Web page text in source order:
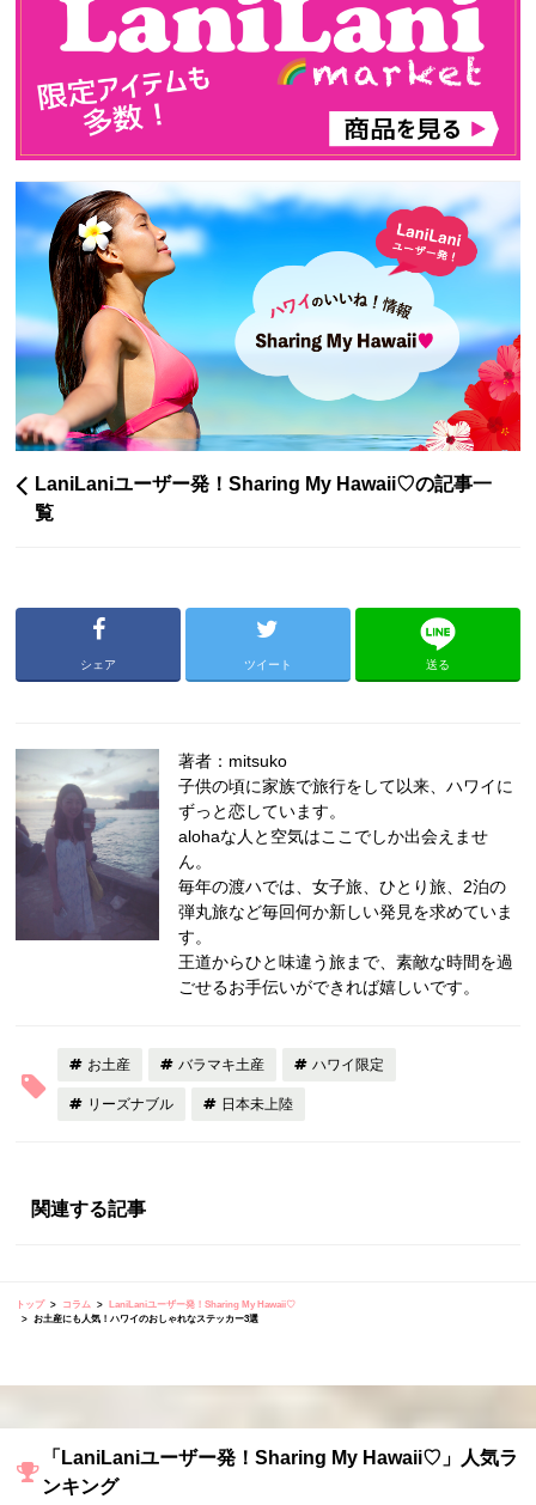
LaniLaniユーザー発！Sharing My Hawaii♡の記事一
覧
シェア ツイート 送る
著者：mitsuko
子供の頃に家族で旅行をして以来、ハワイに
ずっと恋しています。
alohaな人と空気はここでしか出会えませ
ん。
毎年の渡ハでは、女子旅、ひとり旅、2泊の
弾丸旅など毎回何か新しい発見を求めていま
す。
王道からひと味違う旅まで、素敵な時間を過
ごせるお手伝いができれば嬉しいです。
お土産 バラマキ土産 ハワイ限定
リーズナブル 日本未上陸
関連する記事
トップ コラム
LaniLaniユーザー発！Sharing My Hawaii♡
お土産にも人気！ハワイのおしゃれなステッカー3選
「LaniLaniユーザー発！Sharing My Hawaii♡」人気ラ
ンキング